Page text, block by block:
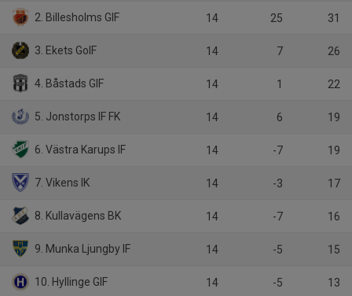
2. Billesholms GIF 14 25 31
3. Ekets GoIF 14 7 26
4. Båstads GIF 14 1 22
5. Jonstorps IF FK 14 6 19
6. Västra Karups IF 14 -7 19
7. Vikens IK 14 -3 17
8. Kullavägens BK 14 -7 16
9. Munka Ljungby IF 14 -5 15
10. Hyllinge GIF 14 -5 13